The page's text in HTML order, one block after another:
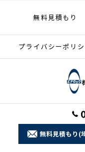
無料見積もり(
無料見積もり
プライバシーポリ
© 2026 埼玉県加須市の